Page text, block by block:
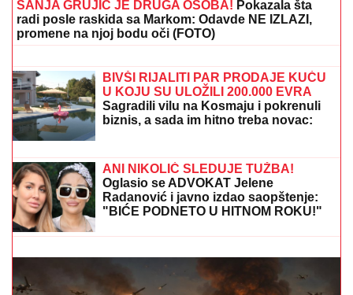
TEŠKA NESREĆA KOD RUME Auto
udario u bicikl, stradao muškarac
ALjASKU POGODIO RAZORAN
ZEMLjOTRES: Poznato da li ima
povređenih